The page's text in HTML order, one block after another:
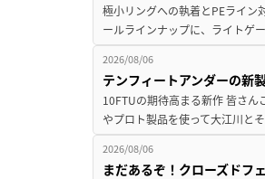
極小リングへの執着とPEライン
ールラインナップに、ライトゲ
2026/08/06
テンフィートアンダーの新
10FTUの期待高まる新作 皆さん
やプロト製品を使って大江川と
2026/08/06
まだあるぞ！クローズドフ